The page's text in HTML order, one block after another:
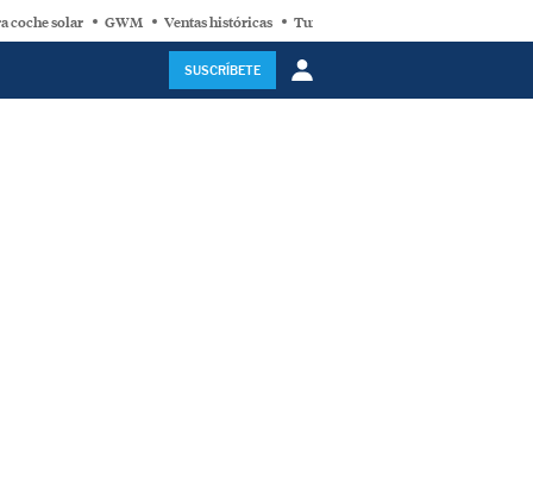
coche solar GWM Ventas históricas Turbina eólica
SUSCRÍBETE